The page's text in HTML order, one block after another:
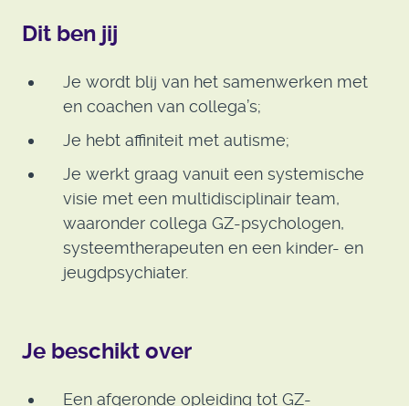
Dit ben jij
Je wordt blij van het samenwerken met
en coachen van collega’s;
Je hebt affiniteit met autisme;
Je werkt graag vanuit een systemische
visie met een multidisciplinair team,
waaronder collega GZ-psychologen,
systeemtherapeuten en een kinder- en
jeugdpsychiater.
Je beschikt over
Een afgeronde opleiding tot GZ-